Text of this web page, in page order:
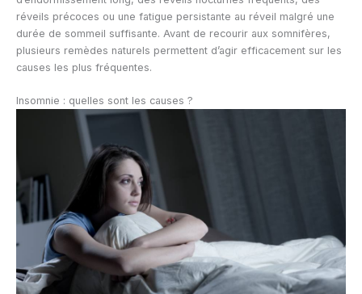
réveils précoces ou une fatigue persistante au réveil malgré une
durée de sommeil suffisante. Avant de recourir aux somnifères,
plusieurs remèdes naturels permettent d’agir efficacement sur les
causes les plus fréquentes.
Insomnie : quelles sont les causes ?